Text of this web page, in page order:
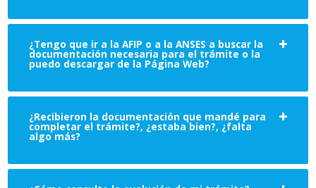
¿Tengo que ir a la AFIP o a la ANSES a buscar la
documentación necesaria para el trámite o la
puedo descargar de la Página Web?
¿Recibieron la documentación que mandé para
completar el trámite?, ¿estaba bien?, ¿falta
algo más?